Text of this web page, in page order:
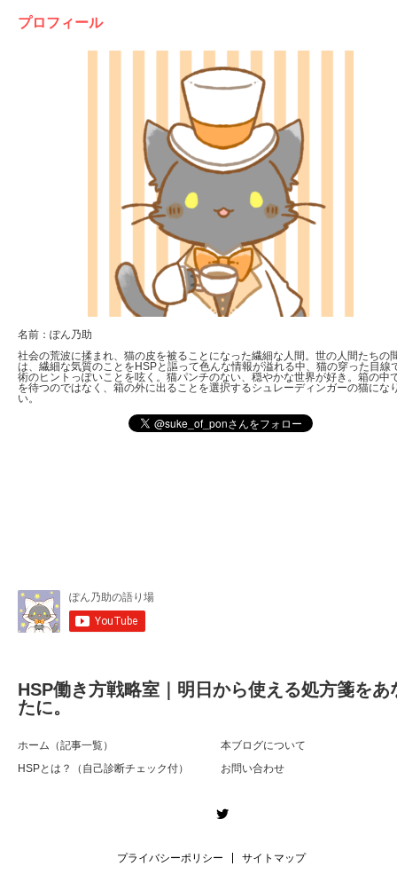
プロフィール
名前：ぽん乃助
社会の荒波に揉まれ、猫の皮を被ることになった繊細な人間。世の人間たちの
は、繊細な気質のことをHSPと謳って色んな情報が溢れる中、猫の穿った目線
術のヒントっぽいことを呟く。猫パンチのない、穏やかな世界が好き。箱の中
を待つのではなく、箱の外に出ることを選択するシュレーディンガーの猫にな
い。
HSP働き方戦略室｜明日から使える処方箋をあ
たに。
ホーム（記事一覧）
本ブログについて
HSPとは？（自己診断チェック付）
お問い合わせ
プライバシーポリシー サイトマップ